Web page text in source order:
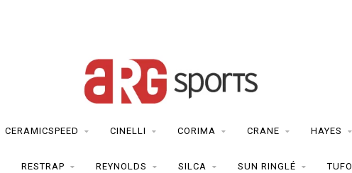
CERAMICSPEED CINELLI CORIMA CRANE HAYES
RESTRAP REYNOLDS SILCA SUN RINGLÉ TUFO